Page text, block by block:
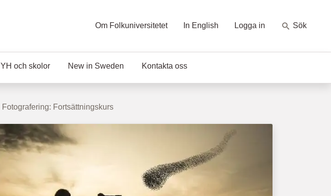
Om Folkuniversitetet In English Logga in Sök
YH och skolor New in Sweden Kontakta oss
Fotografering: Fortsättningskurs